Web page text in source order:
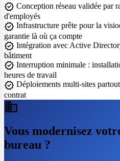
verified Conception réseau validée par
d'employés
verified Infrastructure prête pour la
garantie là où ça compte
verified Intégration avec Active
bâtiment
verified Interruption minimale :
heures de travail
verified Déploiements multi-sites
contrat
business
Vous modernisez
bureau ?